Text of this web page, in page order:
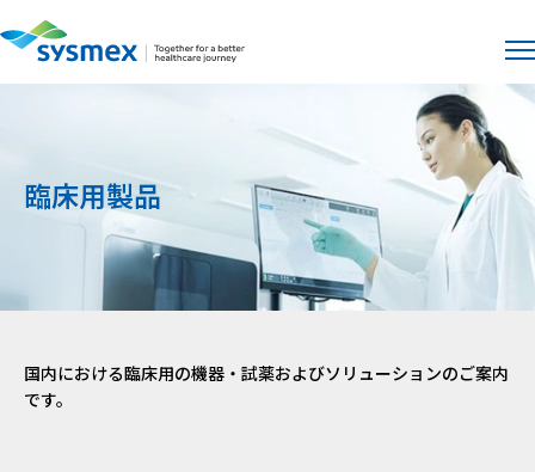
サイト
メ
臨床用製品
国内における臨床⽤の機器・試薬およびソリューションのご案内
です。